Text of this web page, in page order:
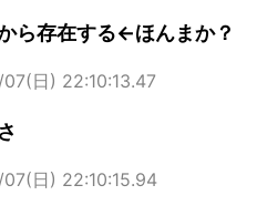
ら存在する←ほんまか？
日) 22:10:13.47
日) 22:10:15.94